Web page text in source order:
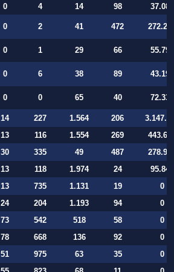
0 4 14 98
37.084
0 2 41 472
0 1 29 66
55.794
0 6 38 89
43.197
0 0 65 40 72.332
14 227 1.564 206
13 116 1.554 269
30 335 49 487
13 118 1.974 24
95.847
13 735 1.131 19
0
24 204 1.193 94
0
73 542 518 58
0
78 668 136 92
0
51 975 63 35
0